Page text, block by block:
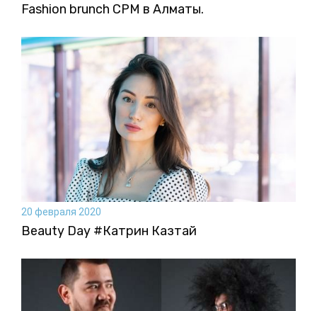
Fashion brunch CPM в Алматы.
20 февраля 2020
Beauty Day #Катрин Казтай